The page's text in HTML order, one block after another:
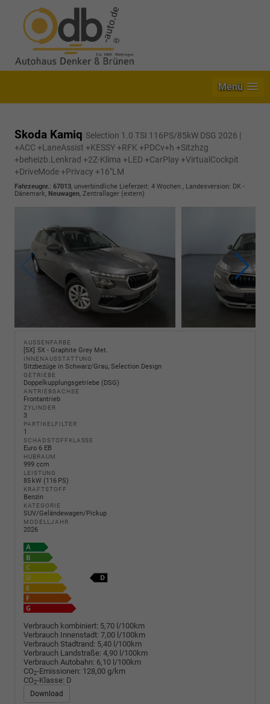
Menü
Skoda Kamiq Selection 1.0 TSI 116PS/85kW DSG 2026 |
+ACC +LaneAssist +KESSY +RFK +PDCv+h +Sitzhzg
+beheizb.Lenkrad +2Z-Klima +LED +CarPlay +VirtualCockpit
+DriveMode +Privacy +16"LM
Fahrzeugnr.: 67013, unverbindliche Lieferzeit: 4 Wochen , Landesversion: DK -
Dänemark, Neuwagen, Zentrallager (extern)
AUSSENFARBE
5X 5X - Graphite Grey Met.
INNENAUSSTATTUNG
Sitzbezüge in Schwarz/Grau, Selection Design
GETRIEBE
Doppelkupplungsgetriebe (DSG)
ANTRIEBSACHSE
Frontantrieb
ZYLINDER
3
PARTIKELFILTER
1
SCHADSTOFFKLASSE
Euro 6 EB
HUBRAUM
999 ccm
LEISTUNG
85 kW (116 PS)
KRAFTSTOFF
Benzin
KATEGORIE
SUV/Geländewagen/Pickup
MODELLJAHR
2026
Verbrauch kombiniert: 5,70 l/100km
Verbrauch Innenstadt: 7,00 l/100km
Verbrauch Stadtrand: 5,40 l/100km
Verbrauch Landstraße: 4,90 l/100km
Verbrauch Autobahn: 6,10 l/100km
CO2-Emissionen: 128,00 g/km
CO2-Klasse: D
Download